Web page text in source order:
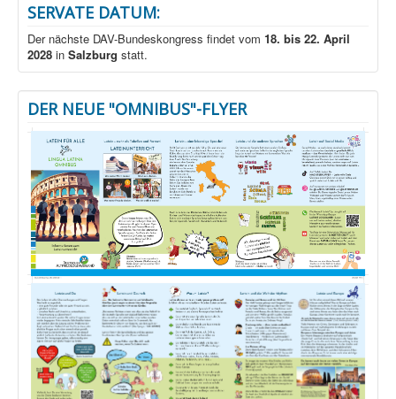
SERVATE DATUM:
Der nächste DAV-Bundeskongress findet vom 18. bis 22. April
2028 in Salzburg statt.
DER NEUE "OMNIBUS"-FLYER